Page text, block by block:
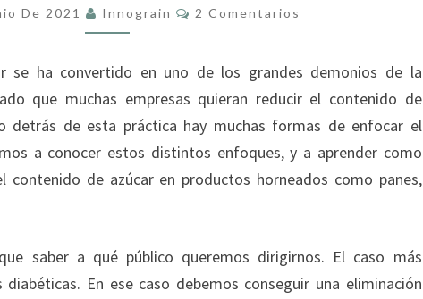
EL
DE
AZÚCAR
De 2021 Innograin Comentarios
2 Comentarios
se ha convertido en uno de los grandes demonios de la
que muchas empresas quieran reducir el contenido de
detrás de esta práctica hay muchas formas de enfocar el
a conocer estos distintos enfoques, y a aprender como
contenido de azúcar en productos horneados como panes,
saber a qué público queremos dirigirnos. El caso más
En ese caso debemos conseguir una eliminación